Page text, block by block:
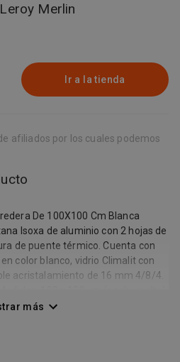
Merlin
Ir a la tienda
afiliados por los cuales podemos
De 100X100 Cm Blanca
Isoxa de aluminio con 2 hojas de
de puente térmico. Cuenta con
color blanco, vidrio Climalit con
acristalamiento de 16 mm 4/8/4.
Entrega en 24h, Recogida en
más